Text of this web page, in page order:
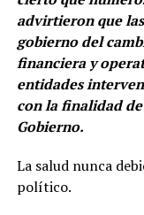
advirtieron que
gobierno del
financiera y
entidades
con la finalidad
Gobierno.
La salud nunca
político.